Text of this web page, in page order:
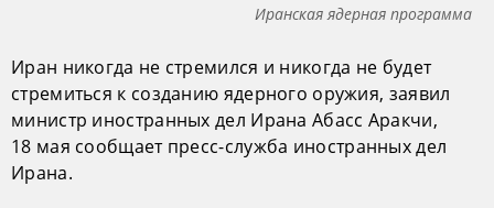
Иранская ядерная программа
Иран никогда не стремился и никогда не будет
стремиться к созданию ядерного оружия, заявил
министр иностранных дел Ирана Абасс Аракчи,
18 мая сообщает пресс-служба иностранных дел
Ирана.